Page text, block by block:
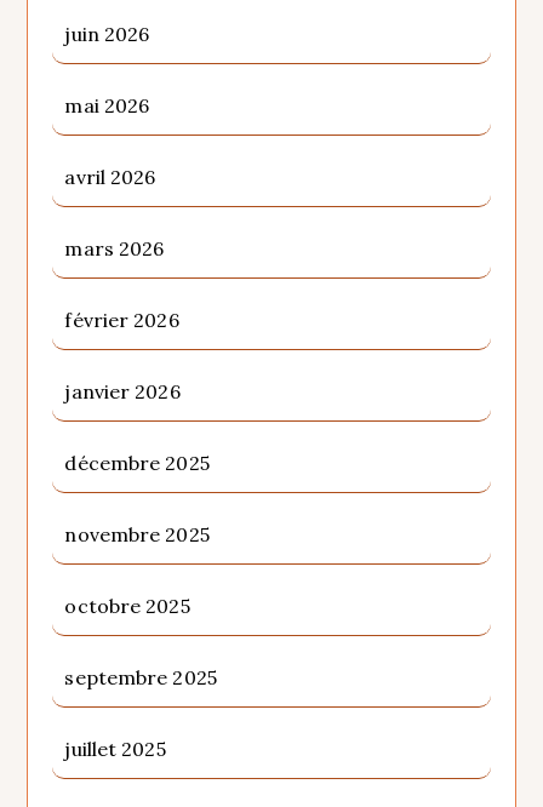
juin 2026
mai 2026
avril 2026
mars 2026
février 2026
janvier 2026
décembre 2025
novembre 2025
octobre 2025
septembre 2025
juillet 2025